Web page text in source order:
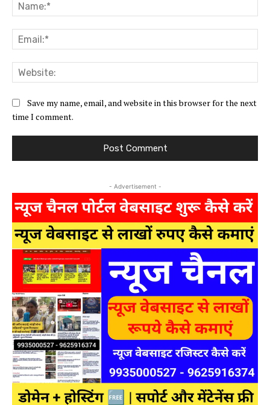
Save my name, email, and website in this browser for the next
time I comment.
- Advertisement -